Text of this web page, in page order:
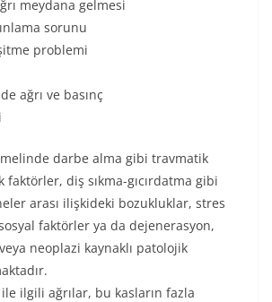
meydana gelmesi
sorunu
problemi
ağrı ve basınç
darbe alma gibi travmatik
diş sıkma-gıcırdatma gibi
arası ilişkideki bozukluklar, stres
faktörler ya da dejenerasyon,
neoplazi kaynaklı patolojik
ilgili ağrılar, bu kasların fazla